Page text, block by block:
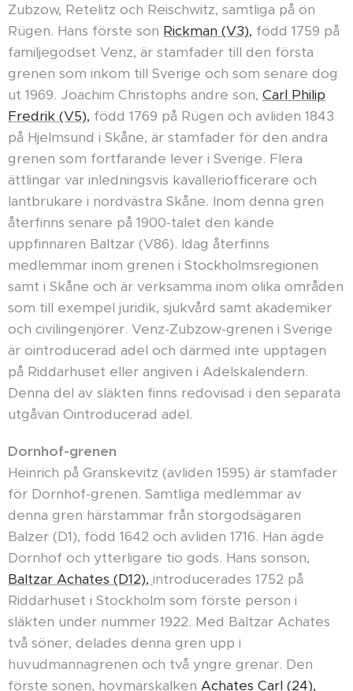
Zubzow, Retelitz och Reischwitz, samtliga på ön
Rügen. Hans förste son Rickman (V3), född 1759 på
familjegodset Venz, är stamfader till den första
grenen som inkom till Sverige och som senare dog
ut 1969. Joachim Christophs andre son, Carl Philip
Fredrik (V5), född 1769 på Rügen och avliden 1843
på Hjelmsund i Skåne, är stamfader för den andra
grenen som fortfarande lever i Sverige. Flera
ättlingar var inledningsvis kavalleriofficerare och
lantbrukare i nordvästra Skåne. Inom denna gren
återfinns senare på 1900-talet den kände
uppfinnaren Baltzar (V86). Idag återfinns
medlemmar inom grenen i Stockholmsregionen
samt i Skåne och är verksamma inom olika områden
som till exempel juridik, sjukvård samt akademiker
och civilingenjörer. Venz-Zubzow-grenen i Sverige
är ointroducerad adel och därmed inte upptagen
på Riddarhuset eller angiven i Adelskalendern.
Denna del av släkten finns redovisad i den separata
utgåvan Ointroducerad adel.
Dornhof-grenen
Heinrich på Granskevitz (avliden 1595) är stamfader
för Dornhof-grenen. Samtliga medlemmar av
denna gren härstammar från storgodsägaren
Balzer (D1), född 1642 och avliden 1716. Han ägde
Dornhof och ytterligare tio gods. Hans sonson,
Baltzar Achates (D12), introducerades 1752 på
Riddarhuset i Stockholm som förste person i
släkten under nummer 1922. Med Baltzar Achates
två söner, delades denna gren upp i
huvudmannagrenen och två yngre grenar. Den
förste sonen, hovmarskalken Achates Carl (24),